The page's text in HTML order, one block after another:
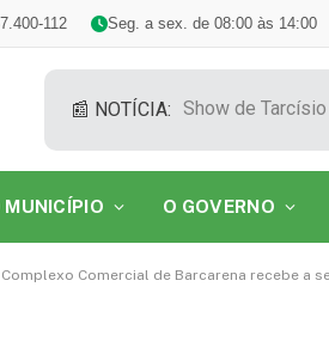
112 Seg. a sex. de 08:00 às 14:00
📰 NOTÍCIA:
MUNICÍPIO O GOVERNO
Complexo Comercial de Barcarena recebe a